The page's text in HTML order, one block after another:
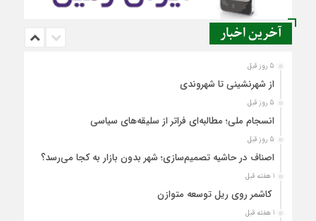
آخرین اخبار
5 روز قبل
از شهرنشینی تا شهروندی
5 روز قبل
انسجام ملی؛ مطالبه‌ای فراتر از سلیقه‌های سیاسی
5 روز قبل
اصناف در حاشیه تصمیم‌سازی؛ شهر بدون بازار به کجا می‌رسد؟
1 هفته قبل
کاشمر روی ریل توسعه متوازن
1 هفته قبل